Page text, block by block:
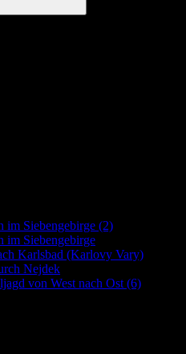
im Siebengebirge (2)
im Siebengebirge
Karlsbad (Karlovy Vary)
Nejdek
von West nach Ost (6)